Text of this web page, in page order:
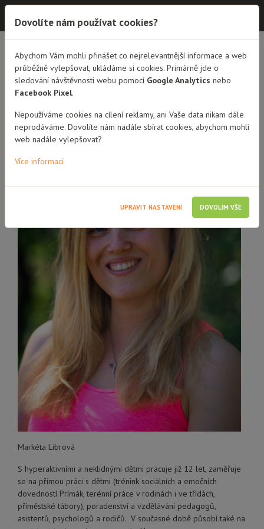
Dobrá rodina - semináře
PŘEHLED LEKTORŮ MGR. ET MGR. MARKÉTA LIBROVÁ
Mgr. et Mgr. Markéta
Librová
Markéta Librová
S hyperaktivními a neklidnými dětmi pracuje již 12 let, zaměřuje
se na přímou práci s dětmi (trénink sociálních a emočních
dovedností Prímák, terénní práce v rodinách i ve třídách,
příměstské tábory), poradenství a vzdělávání pedagogů,
asistentů, psychologů a rodičů. V současné době působí také na
Dovolíte nám používat cookies?
Abychom Vám mohli přinášet co nejrelevantnější informace a web
průběžně vylepšovat, ukládáme si cookies. Primárně jde o
sledování návštěvnosti webu pomocí Google Analytics nebo
Facebook Pixel.
Nepoužíváme cookies na cílení reklamy, ani Vaše data nikam dále
neprodáváme. Dovolíte nám nadále sbírat cookies, abychom mohli
web nadále vylepšovat?
Více informací
UPRAVIT NASTAVENÍ DOVOLÍM VŠE